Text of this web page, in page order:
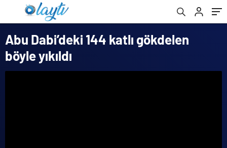
Abu Dabi’deki 144 katlı gökdelen
böyle yıkıldı